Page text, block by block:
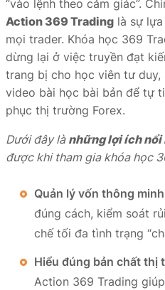
“vào lệnh theo cảm giác”.
Action 369 Trading là sự
mọi trader. Khóa học 369
dừng lại ở việc truyền đạt
trang bị cho học viên tư
video bài học bài bản để tự
phục thị trường Forex.
Dưới đây là những lợi ích nổi
được khi tham gia khóa học
Quản lý vốn thông minh
đúng cách, kiểm soát
chế tối đa tình trạng
Hiểu đúng bản chất thị
Action 369 Trading